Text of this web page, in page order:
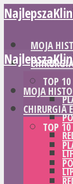
MOJA
TOP 10
MOJA
CHIRURGIA
TOP 10